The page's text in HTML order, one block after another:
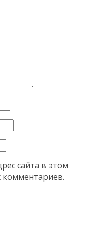
сайта в этом
комментариев.